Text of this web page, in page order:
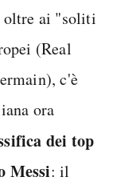
oltre ai "soliti
(Real
c'è
ora
dei top
Messi: il